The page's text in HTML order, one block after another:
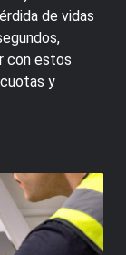
de vidas
con estos
y